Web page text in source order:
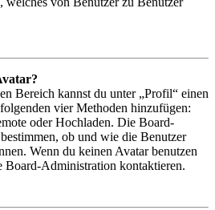
Bereich kannst du unter „Profil“ einen
vier Methoden hinzufügen:
oder Hochladen. Die Board-
ob und wie die Benutzer
Wenn du keinen Avatar benutzen
Board-Administration kontaktieren.